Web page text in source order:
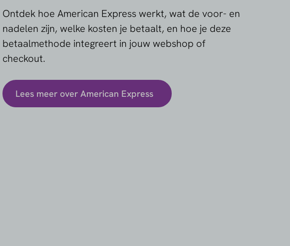
Ontdek hoe American Express werkt, wat de voor- en
nadelen zijn, welke kosten je betaalt, en hoe je deze
betaalmethode integreert in jouw webshop of
checkout.
Lees meer over American Express